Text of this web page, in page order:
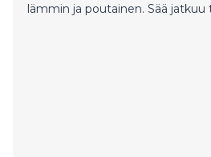
lämmin ja poutainen. Sää jatkuu